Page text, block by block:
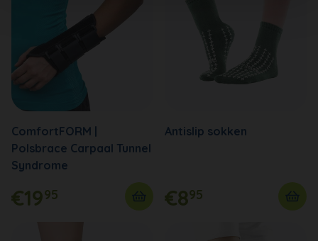
ComfortFORM |
Polsbrace Carpaal Tunnel
Syndrome
€1995
Antislip sokken
€895